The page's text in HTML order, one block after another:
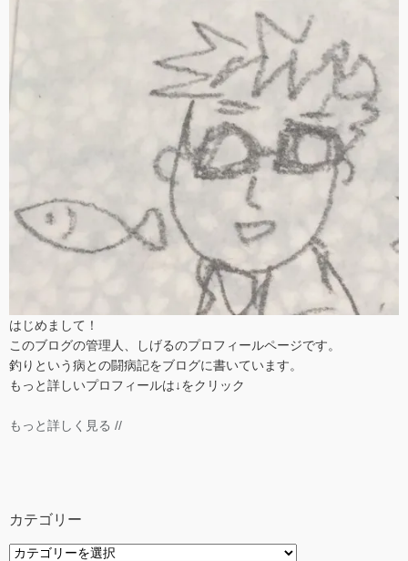
はじめまして！
このブログの管理人、しげるのプロフィールページです。
釣りという病との闘病記をブログに書いています。
もっと詳しいプロフィールは↓をクリック
もっと詳しく見る //
カテゴリー
カ